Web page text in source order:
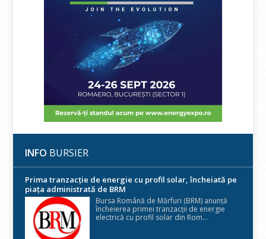
INFO BURSIER
Prima tranzacție de energie cu profil solar, încheiată pe
piața administrată de BRM
Bursa Română de Mărfuri (BRM) anunță
încheierea primei tranzacții de energie
electrică cu profil solar din Rom...